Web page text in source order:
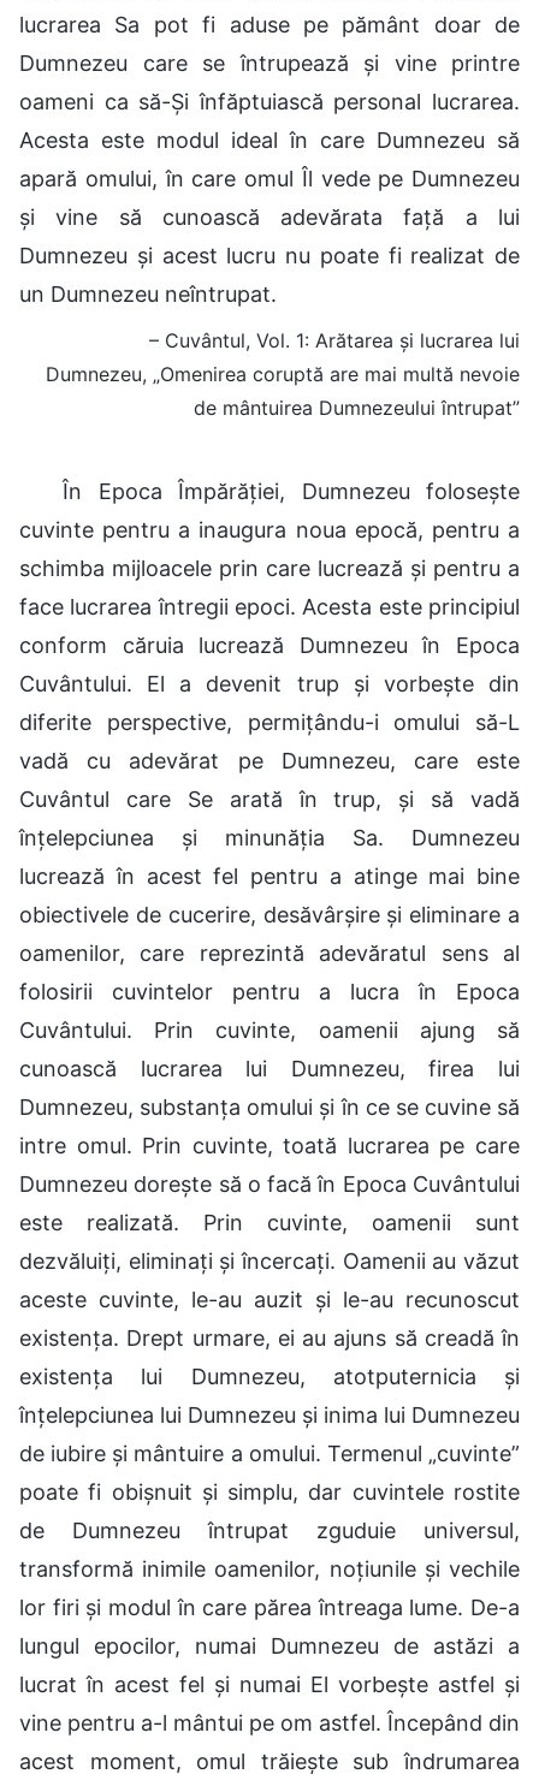
lucrarea Sa pot fi aduse pe pământ doar de
Dumnezeu care se întrupează și vine printre
oameni ca să-Și înfăptuiască personal lucrarea.
Acesta este modul ideal în care Dumnezeu să
apară omului, în care omul Îl vede pe Dumnezeu
și vine să cunoască adevărata față a lui
Dumnezeu și acest lucru nu poate fi realizat de
un Dumnezeu neîntrupat.
– Cuvântul, Vol. 1: Arătarea și lucrarea lui
Dumnezeu, „Omenirea coruptă are mai multă nevoie
de mântuirea Dumnezeului întrupat”
În Epoca Împărăției, Dumnezeu folosește
cuvinte pentru a inaugura noua epocă, pentru a
schimba mijloacele prin care lucrează și pentru a
face lucrarea întregii epoci. Acesta este principiul
conform căruia lucrează Dumnezeu în Epoca
Cuvântului. El a devenit trup și vorbește din
diferite perspective, permițându-i omului să-L
vadă cu adevărat pe Dumnezeu, care este
Cuvântul care Se arată în trup, și să vadă
înțelepciunea și minunăția Sa. Dumnezeu
lucrează în acest fel pentru a atinge mai bine
obiectivele de cucerire, desăvârșire și eliminare a
oamenilor, care reprezintă adevăratul sens al
folosirii cuvintelor pentru a lucra în Epoca
Cuvântului. Prin cuvinte, oamenii ajung să
cunoască lucrarea lui Dumnezeu, firea lui
Dumnezeu, substanța omului și în ce se cuvine să
intre omul. Prin cuvinte, toată lucrarea pe care
Dumnezeu dorește să o facă în Epoca Cuvântului
este realizată. Prin cuvinte, oamenii sunt
dezvăluiți, eliminați și încercați. Oamenii au văzut
aceste cuvinte, le-au auzit și le-au recunoscut
existența. Drept urmare, ei au ajuns să creadă în
existența lui Dumnezeu, atotputernicia și
înțelepciunea lui Dumnezeu și inima lui Dumnezeu
de iubire și mântuire a omului. Termenul „cuvinte”
poate fi obișnuit și simplu, dar cuvintele rostite
de Dumnezeu întrupat zguduie universul,
transformă inimile oamenilor, noțiunile și vechile
lor firi și modul în care părea întreaga lume. De-a
lungul epocilor, numai Dumnezeu de astăzi a
lucrat în acest fel și numai El vorbește astfel și
vine pentru a-l mântui pe om astfel. Începând din
acest moment, omul trăiește sub îndrumarea